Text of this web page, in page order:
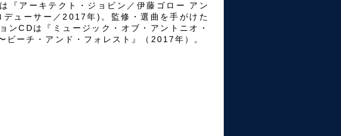
『アーキテクト・ジョビン／伊藤ゴロー アン
デューサー／2017年)。監修・選曲を手がけた
ンCDは『ミュージック・オブ・アントニオ・
ビーチ・アンド・フォレスト』（2017年）。